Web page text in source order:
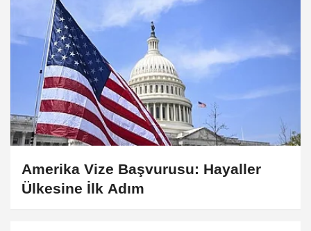
Amerika Vize Başvurusu: Hayaller
Ülkesine İlk Adım